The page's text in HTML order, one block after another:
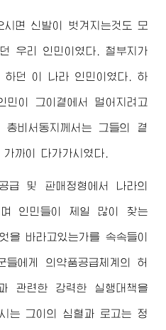
시면 신발이 벗겨지는것도 모
우리 인민이였다. 철부지가
하던 이 나라 인민이였다. 하
이 그이곁에서 멀어지려고
총비서동지 께서는 그들의 곁
까이 다가가시였다.
급 및 판매정형에서 나라의
며 인민들이 제일 많이 찾는
을 바라고있는가를 속속들이
들에게 의약품공급체계의 허
관련한 강력한 실행대책을
는 그이의 심혈과 로고는 정